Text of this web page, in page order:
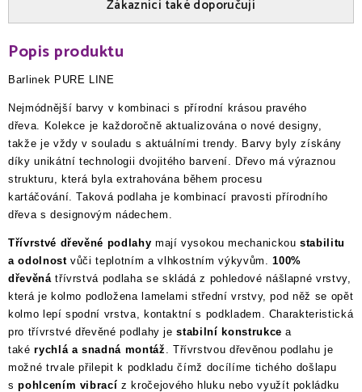
Zákazníci také doporučují
Popis produktu
Barlinek PURE LINE
Nejmódnější barvy v kombinaci s přírodní krásou pravého
dřeva. Kolekce je každoročně aktualizována o nové designy,
takže je vždy v souladu s aktuálními trendy. Barvy byly získány
díky unikátní technologii dvojitého barvení. Dřevo má výraznou
strukturu, která byla extrahována během procesu
kartáčování. Taková podlaha je kombinací pravosti přírodního
dřeva s designovým nádechem.
Třívrstvé dřevěné podlahy mají vysokou mechanickoustabilitu
a odolnostvůči teplotním a vlhkostním výkyvům.100%
dřevěná třívrstvá podlaha se skládá z pohledové nášlapné vrstvy,
která je kolmo podložena lamelami střední vrstvy, pod něž se opět
kolmo lepí spodní vrstva, kontaktní s podkladem. Charakteristická
pro třívrstvé dřevěné podlahy jestabilní konstrukce a
takérychlá a snadná montáž
. Třívrstvou dřevěnou podlahu je
možné trvale přilepit k podkladu čímž docílíme tichého došlapu
spohlcením vibrací z kročejového hluku nebo využít pokládku